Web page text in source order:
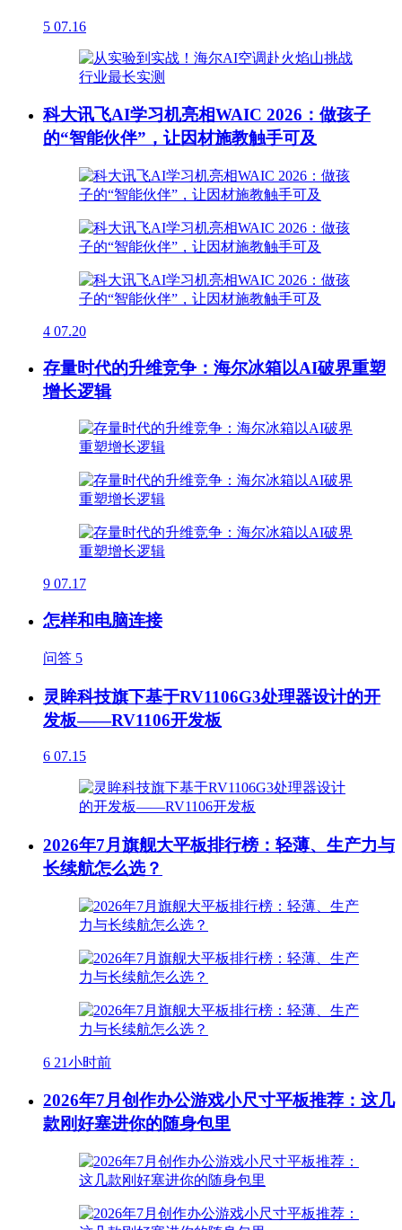
5 07.16
科大讯飞AI学习机亮相WAIC 2026：做孩子
的“智能伙伴”，让因材施教触手可及
4 07.20
存量时代的升维竞争：海尔冰箱以AI破界重塑
增长逻辑
9 07.17
怎样和电脑连接
问答 5
灵眸科技旗下基于RV1106G3处理器设计的开
发板——RV1106开发板
6 07.15
2026年7月旗舰大平板排行榜：轻薄、生产力与
长续航怎么选？
6 21小时前
2026年7月创作办公游戏小尺寸平板推荐：这几
款刚好塞进你的随身包里